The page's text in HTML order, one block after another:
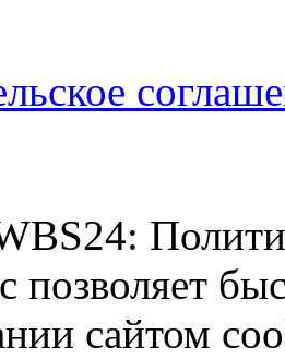
позволяет
сайтом